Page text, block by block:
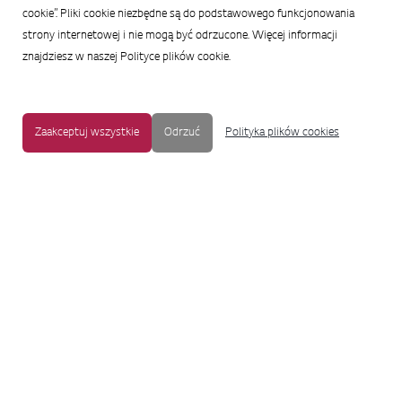
cookie”. Pliki cookie niezbędne są do podstawowego funkcjonowania
strony internetowej i nie mogą być odrzucone. Więcej informacji
znajdziesz w naszej Polityce plików cookie.
Zaakceptuj wszystkie Odrzuć Polityka plików cookies